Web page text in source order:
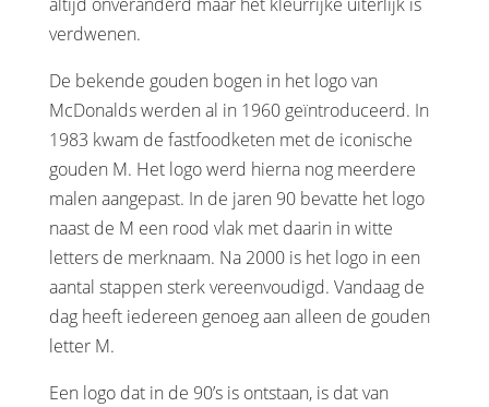
verdwenen.
De bekende gouden bogen in het logo van
McDonalds werden al in 1960 geïntroduceerd. In
1983 kwam de fastfoodketen met de iconische
gouden M. Het logo werd hierna nog meerdere
malen aangepast. In de jaren 90 bevatte het logo
naast de M een rood vlak met daarin in witte
letters de merknaam. Na 2000 is het logo in een
aantal stappen sterk vereenvoudigd. Vandaag de
dag heeft iedereen genoeg aan alleen de gouden
letter M.
Een logo dat in de 90’s is ontstaan, is dat van